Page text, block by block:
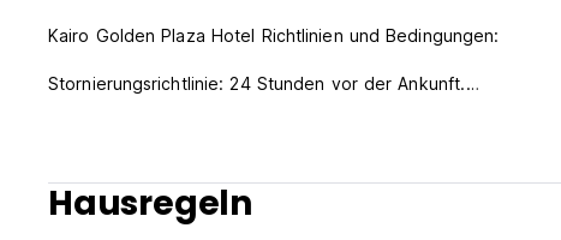
Kairo Golden Plaza Hotel Richtlinien und Bedingungen:
Stornierungsrichtlinie: 24 Stunden vor der Ankunft.
Zahlung bei Ankunft per Bargeld.
Diese Eigenschaft kann Ihre Karte vor der Ankunft vorbereiten.
Hausregeln